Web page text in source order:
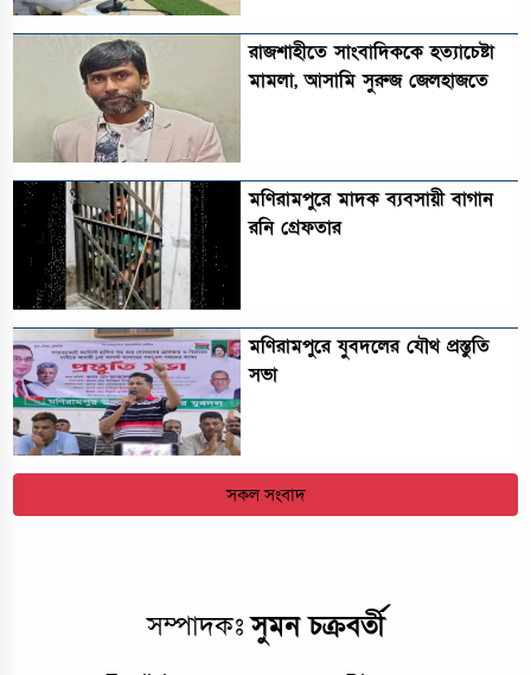
রাজশাহীতে সাংবাদিককে হত্যাচেষ্টা
মামলা, আসামি সুরুজ জেলহাজতে
মণিরামপুরে মাদক ব্যবসায়ী বাগান
রনি গ্রেফতার
মণিরামপুরে যুবদলের যৌথ প্রস্তুতি
সভা
সকল সংবাদ
সম্পাদকঃসুমন চক্রবর্তী